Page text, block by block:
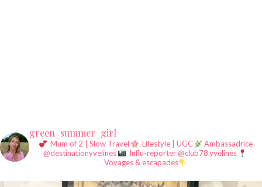
green_summer_girl
Mum of 2 | Slow Travel Lifestyle | UGC
Ambassadrice
@destinationyvelines
Influ-reporter @club78.yvelines
Voyages & escapades